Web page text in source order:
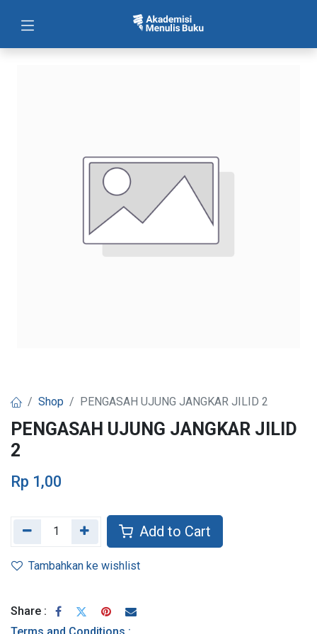
Shop PENGASAH UJUNG JANGKAR JILID 2
PENGASAH UJUNG JANGKAR JILID
2
Rp 1,00
Add to Cart
Tambahkan ke wishlist
Share :